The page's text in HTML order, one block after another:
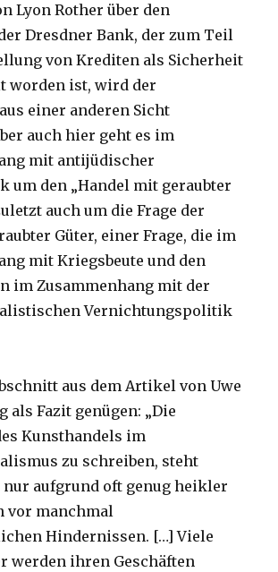
Lyon Rother über den
Dresdner Bank, der zum Teil
von Krediten als Sicherheit
worden ist, wird der
einer anderen Sicht
auch hier geht es im
mit antijüdischer
um den „Handel mit geraubter
auch um die Frage der
Güter, einer Frage, die im
mit Kriegsbeute und den
im Zusammenhang mit der
Vernichtungspolitik
aus dem Artikel von Uwe
als Fazit genügen: „Die
Kunsthandels im
zu schreiben, steht
aufgrund oft genug heikler
vor manchmal
Hindernissen. […] Viele
werden ihren Geschäften